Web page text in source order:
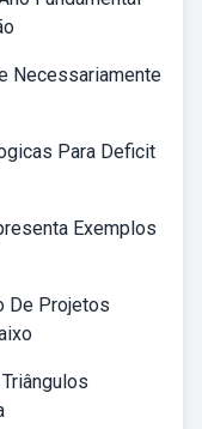
Necessariamente
Para Deficit
Exemplos
De Projetos